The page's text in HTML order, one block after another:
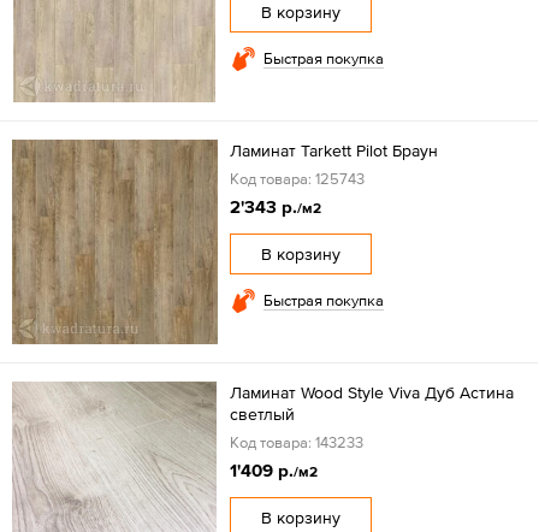
В корзину
Быстрая покупка
Ламинат Tarkett Pilot Браун
Код товара: 125743
2'343 р./м2
В корзину
Быстрая покупка
Ламинат Wood Style Viva Дуб Астина
светлый
Код товара: 143233
1'409 р./м2
В корзину